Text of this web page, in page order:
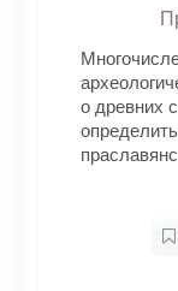
о древних